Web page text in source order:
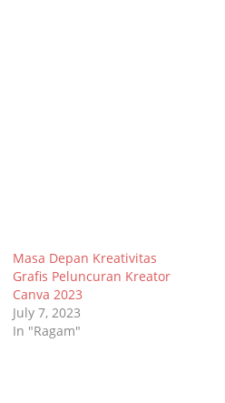
Masa Depan Kreativitas
Grafis Peluncuran Kreator
Canva 2023
July 7, 2023
In "Ragam"